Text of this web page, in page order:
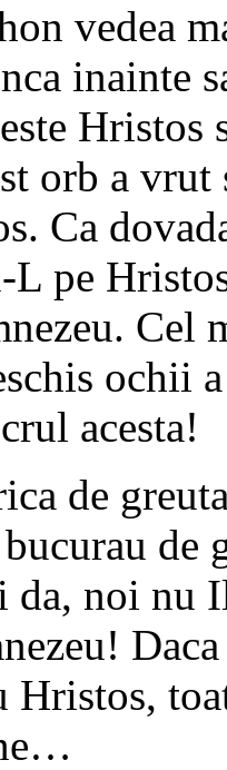
vedea
inainte
orb a vrut
Ca
pe
Cel
ochii
acesta!
de
de
da, noi nu
Hristos,